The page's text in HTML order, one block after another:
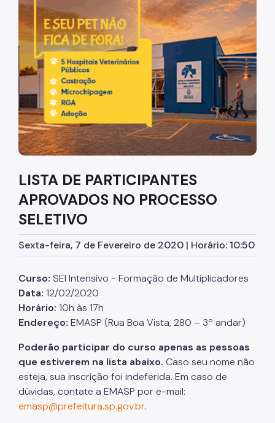
Diretrizes Institucionais
Organização
Legislação
Orientações
Infraestrutura
Agendamento de Salas
Dúvidas Frequentes
Formações da EMASP
Formações Oferecidas
Inscrições Abertas
Como se Inscrever
Listas de Seleção
Educadores
Dicas e Orientações
Solicitação de Turmas
Laboratório de Inovação - Lab11
LISTA DE PARTICIPANTES
APROVADOS NO PROCESSO
SELETIVO
Sexta-feira, 7 de Fevereiro de 2020 | Horário: 10:50
Curso: SEI Intensivo - Formação de Multiplicadores
Data: 12/02/2020
Horário: 10h às 17h
Endereço: EMASP (Rua Boa Vista, 280 – 3º andar)
Poderão participar do curso apenas as pessoas
que estiverem na lista abaixo. Caso seu nome não
esteja, sua inscrição foi indeferida. Em caso de
dúvidas, contate a EMASP por e-mail:
emasp@prefeitura.sp.gov.br.